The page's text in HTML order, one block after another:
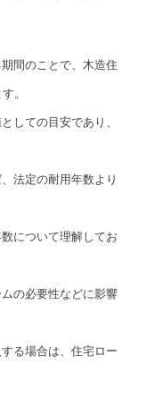
間のことで、木造住
。
しての目安であり、
法定の耐用年数より
について理解してお
の必要性などに影響
る場合は、住宅ロー